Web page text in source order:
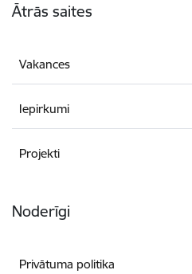
Ātrās saites
Vakances
Iepirkumi
Projekti
Noderīgi
Privātuma politika